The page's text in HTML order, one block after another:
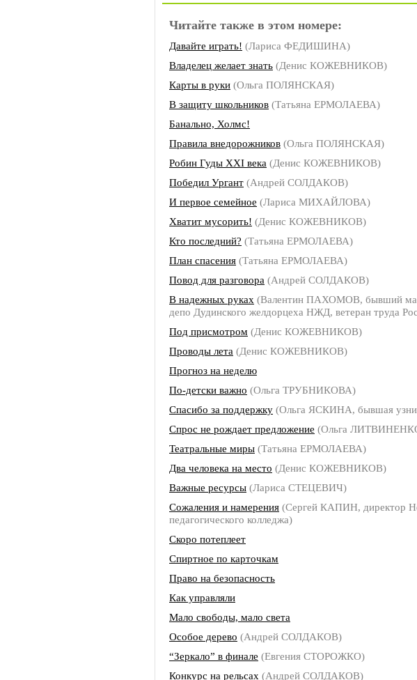
Читайте также в этом номере:
Давайте играть! (Лариса ФЕДИШИНА)
Владелец желает знать (Денис КОЖЕВНИКОВ)
Карты в руки (Ольга ПОЛЯНСКАЯ)
В защиту школьников (Татьяна ЕРМОЛАЕВА)
Банально, Холмс!
Правила внедорожников (Ольга ПОЛЯНСКАЯ)
Робин Гуды ХХI века (Денис КОЖЕВНИКОВ)
Победил Ургант (Андрей СОЛДАКОВ)
И первое семейное (Лариса МИХАЙЛОВА)
Хватит мусорить! (Денис КОЖЕВНИКОВ)
Кто последний? (Татьяна ЕРМОЛАЕВА)
План спасения (Татьяна ЕРМОЛАЕВА)
Повод для разговора (Андрей СОЛДАКОВ)
В надежных руках (Валентин ПАХОМОВ, бывший
депо Дудинского желдорцеха НЖД, ветеран труда
Под присмотром (Денис КОЖЕВНИКОВ)
Проводы лета (Денис КОЖЕВНИКОВ)
Прогноз на неделю
По-детски важно (Ольга ТРУБНИКОВА)
Спасибо за поддержку (Ольга ЯСКИНА, бывшая
Спрос не рождает предложение (Ольга
Театральные миры (Татьяна ЕРМОЛАЕВА)
Два человека на место (Денис КОЖЕВНИКОВ)
Важные ресурсы (Лариса СТЕЦЕВИЧ)
Сожаления и намерения (Сергей КАПИН, директор
педагогического колледжа)
Скоро потеплеет
Спиртное по карточкам
Право на безопасность
Как управляли
Мало свободы, мало света
Особое дерево (Андрей СОЛДАКОВ)
“Зеркало” в финале (Евгения СТОРОЖКО)
Конкурс на рельсах (Андрей СОЛДАКОВ)